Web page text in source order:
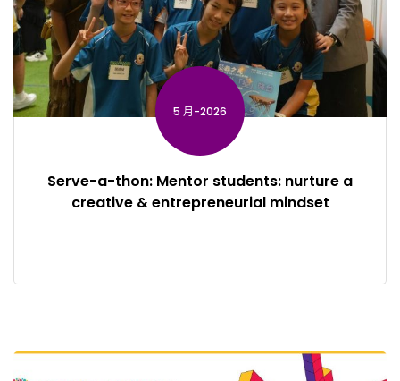
5 月-2026
Serve-a-thon: Mentor students: nurture a
creative & entrepreneurial mindset